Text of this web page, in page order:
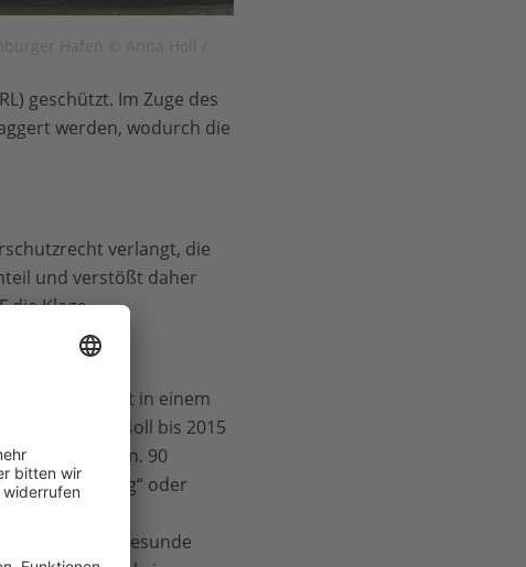
geschützt. Im Zuge des
werden, wodurch die
verlangt, die
und verstößt daher
die Klage.
Flüsse ist in einem
soll bis 2015
sein. 90
als „mäßig“ oder
für den
Um eine gesunde